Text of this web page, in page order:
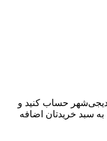
دیجی‌شهر حساب کنید و
به سبد خریدتان اضافه